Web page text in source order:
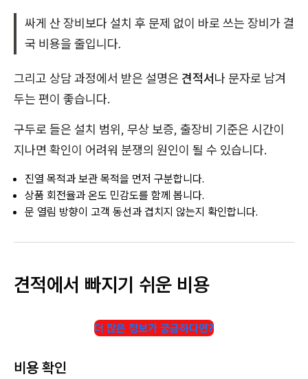
싸게 산 장비보다 설치 후 문제 없이 바로 쓰는 장비가 결
국 비용을 줄입니다.
그리고 상담 과정에서 받은 설명은 견적서나 문자로 남겨
두는 편이 좋습니다.
구두로 들은 설치 범위, 무상 보증, 출장비 기준은 시간이
지나면 확인이 어려워 분쟁의 원인이 될 수 있습니다.
진열 목적과 보관 목적을 먼저 구분합니다.
상품 회전율과 온도 민감도를 함께 봅니다.
문 열림 방향이 고객 동선과 겹치지 않는지 확인합니다.
견적에서 빠지기 쉬운 비용
더 많은 정보가 궁금하다면?
비용 확인